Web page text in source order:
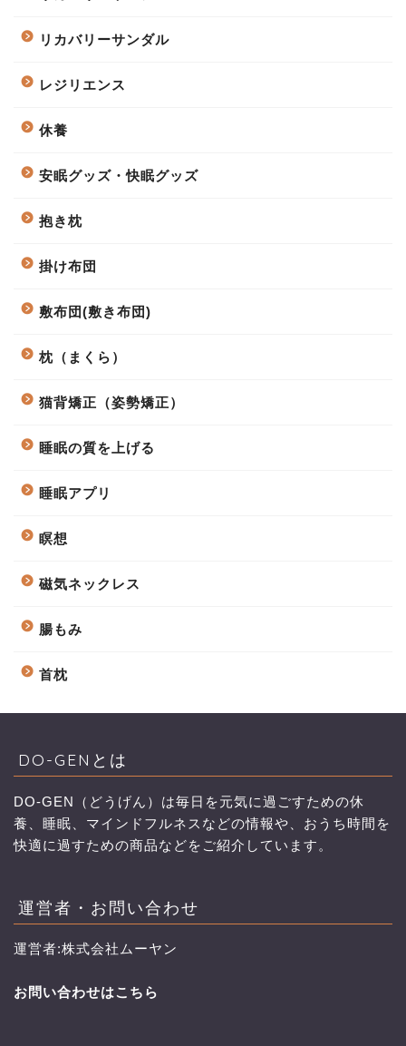
リカバリーサンダル
レジリエンス
休養
安眠グッズ・快眠グッズ
抱き枕
掛け布団
敷布団(敷き布団)
枕（まくら）
猫背矯正（姿勢矯正）
睡眠の質を上げる
睡眠アプリ
瞑想
磁気ネックレス
腸もみ
首枕
DO-GENとは
DO-GEN（どうげん）は毎日を元気に過ごすための休
養、睡眠、マインドフルネスなどの情報や、おうち時間を
快適に過すための商品などをご紹介しています。
運営者・お問い合わせ
運営者:株式会社ムーヤン
お問い合わせはこちら